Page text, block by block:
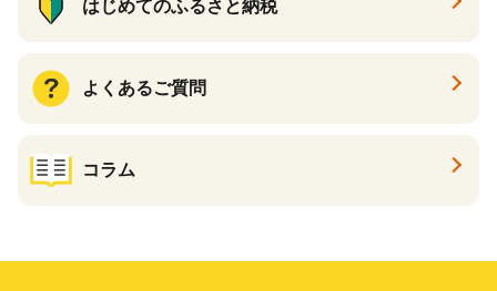
はじめてのふるさと納税
よくあるご質問
コラム